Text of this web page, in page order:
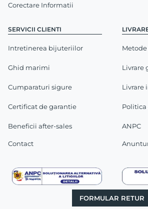
Corectare Informatii
SERVICII CLIENTI
Intretinerea bijuteriilor
Ghid marimi
Cumparaturi sigure
Certificat de garantie
Beneficii after-sales
Contact
Livrare
Livrare
Politica
ANPC
FORMULAR RETUR